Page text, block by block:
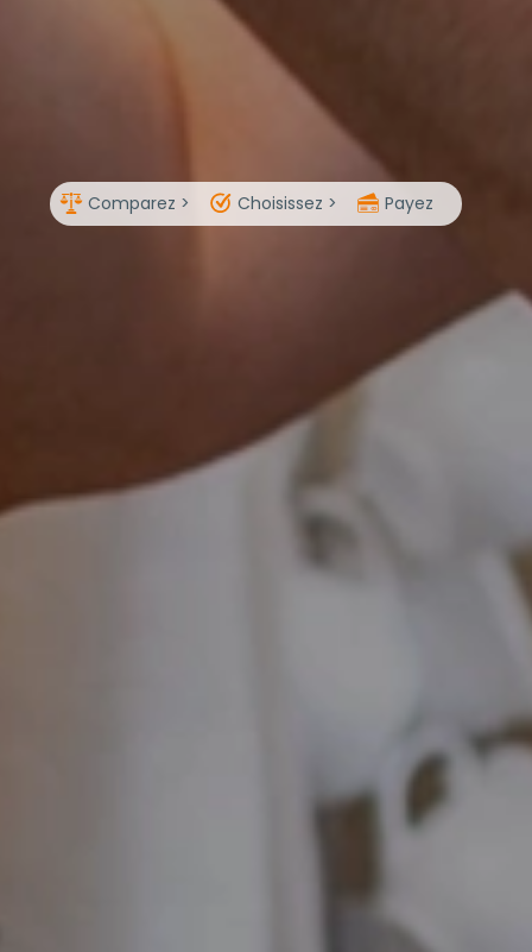
Comparez > Choisissez > Payez